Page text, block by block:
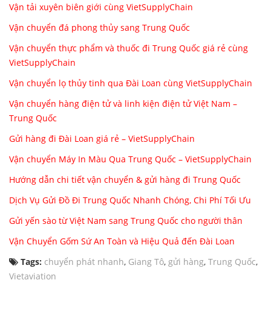
Vận tải xuyên biên giới cùng VietSupplyChain
Vận chuyển đá phong thủy sang Trung Quốc
Vận chuyển thực phẩm và thuốc đi Trung Quốc giá rẻ cùng
VietSupplyChain
Vận chuyển lọ thủy tinh qua Đài Loan cùng VietSupplyChain
Vận chuyển hàng điện tử và linh kiện điện tử Việt Nam –
Trung Quốc
Gửi hàng đi Đài Loan giá rẻ – VietSupplyChain
Vận chuyển Máy In Màu Qua Trung Quốc – VietSupplyChain
Hướng dẫn chi tiết vận chuyển & gửi hàng đi Trung Quốc
Dịch Vụ Gửi Đồ Đi Trung Quốc Nhanh Chóng, Chi Phí Tối Ưu
Gửi yến sào từ Việt Nam sang Trung Quốc cho người thân
Vận Chuyển Gốm Sứ An Toàn và Hiệu Quả đến Đài Loan
Tags: chuyển phát nhanh, Giang Tô, gửi hàng, Trung Quốc,
Vietaviation